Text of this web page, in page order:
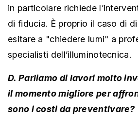
in particolare richiede
di fiducia. È proprio il caso di
esitare a "chiedere lumi" a
specialisti dell’illuminotecnica.
D. Parliamo di lavori molto
il momento migliore per
sono i costi da preventivare?